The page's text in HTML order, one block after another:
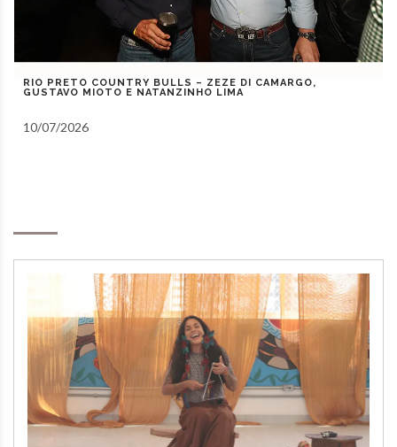
RIOPRETO RODEO COUNTRY BULLS – 08/07/2026 –
“PAULO E NATHAN – TRAIA VÉIA – JENINHO”
08/07/2026